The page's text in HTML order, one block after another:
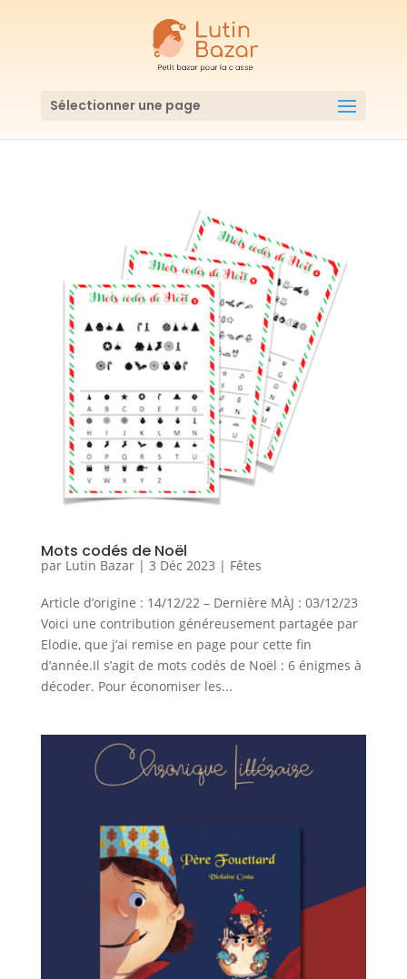
Sélectionner une page
Mots codés de Noël
par Lutin Bazar| 3 Déc 2023 | Fêtes
Article d’origine : 14/12/22 – Dernière MÀJ : 03/12/23
Voici une contribution généreusement partagée par
Elodie, que j’ai remise en page pour cette fin
d’année.Il s’agit de mots codés de Noël : 6 énigmes à
décoder. Pour économiser les...